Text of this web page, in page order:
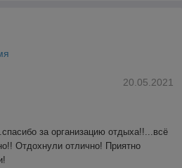
20.05.2021
за организацию отдыха!!...всё
Отдохнули отлично! Приятно